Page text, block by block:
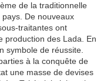
de la traditionnelle
De nouveaux
traitantes ont
production des Lada. En
symbole de réussite.
à la conquête de
une masse de devises